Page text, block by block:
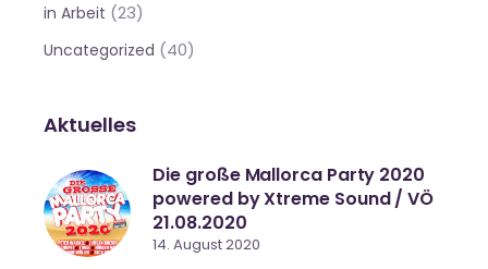
in Arbeit (23)
Uncategorized (40)
Aktuelles
Die große Mallorca Party 2020
powered by Xtreme Sound / VÖ
21.08.2020
14. August 2020